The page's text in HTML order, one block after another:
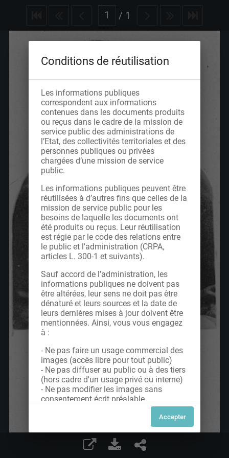
/ 1
Conditions de réutilisation
Les informations publiques
correspondent aux informations
contenues dans les documents produits
ou reçus dans le cadre de la mission de
service public des administrations de
l’Etat, des collectivités territoriales et des
personnes publiques ou privées
chargées d’une mission de service
public.
Les informations publiques peuvent être
réutilisées à d’autres fins que celles de la
mission de service public pour les
besoins de laquelle les documents ont
été produits ou reçus. Leur réutilisation
est régie par le code des relations entre
le public et l'administration (CRPA,
articles L. 300-1 et suivants).
Sauf accord de l’administration, les
informations publiques ne doivent pas
être altérées, leur sens ne doit pas être
dénaturé et leurs sources et la date de
leurs dernières mises à jour doivent être
mentionnées. Ainsi, vous vous engagez
à :
- Ne pas faire un usage commercial des
images (accès libre pour tout public)
- Ne pas diffuser au public ou à des tiers
(hors cadre d'un usage privé ou interne)
- Ne pas modifier les images sans
consentement écrit préalable
Dans le cas contraire, nous vous invitons
à nous contacter afin de solliciter le type
de Licence souhaitée parmi celles
proposées et le cas échéant, acquitter